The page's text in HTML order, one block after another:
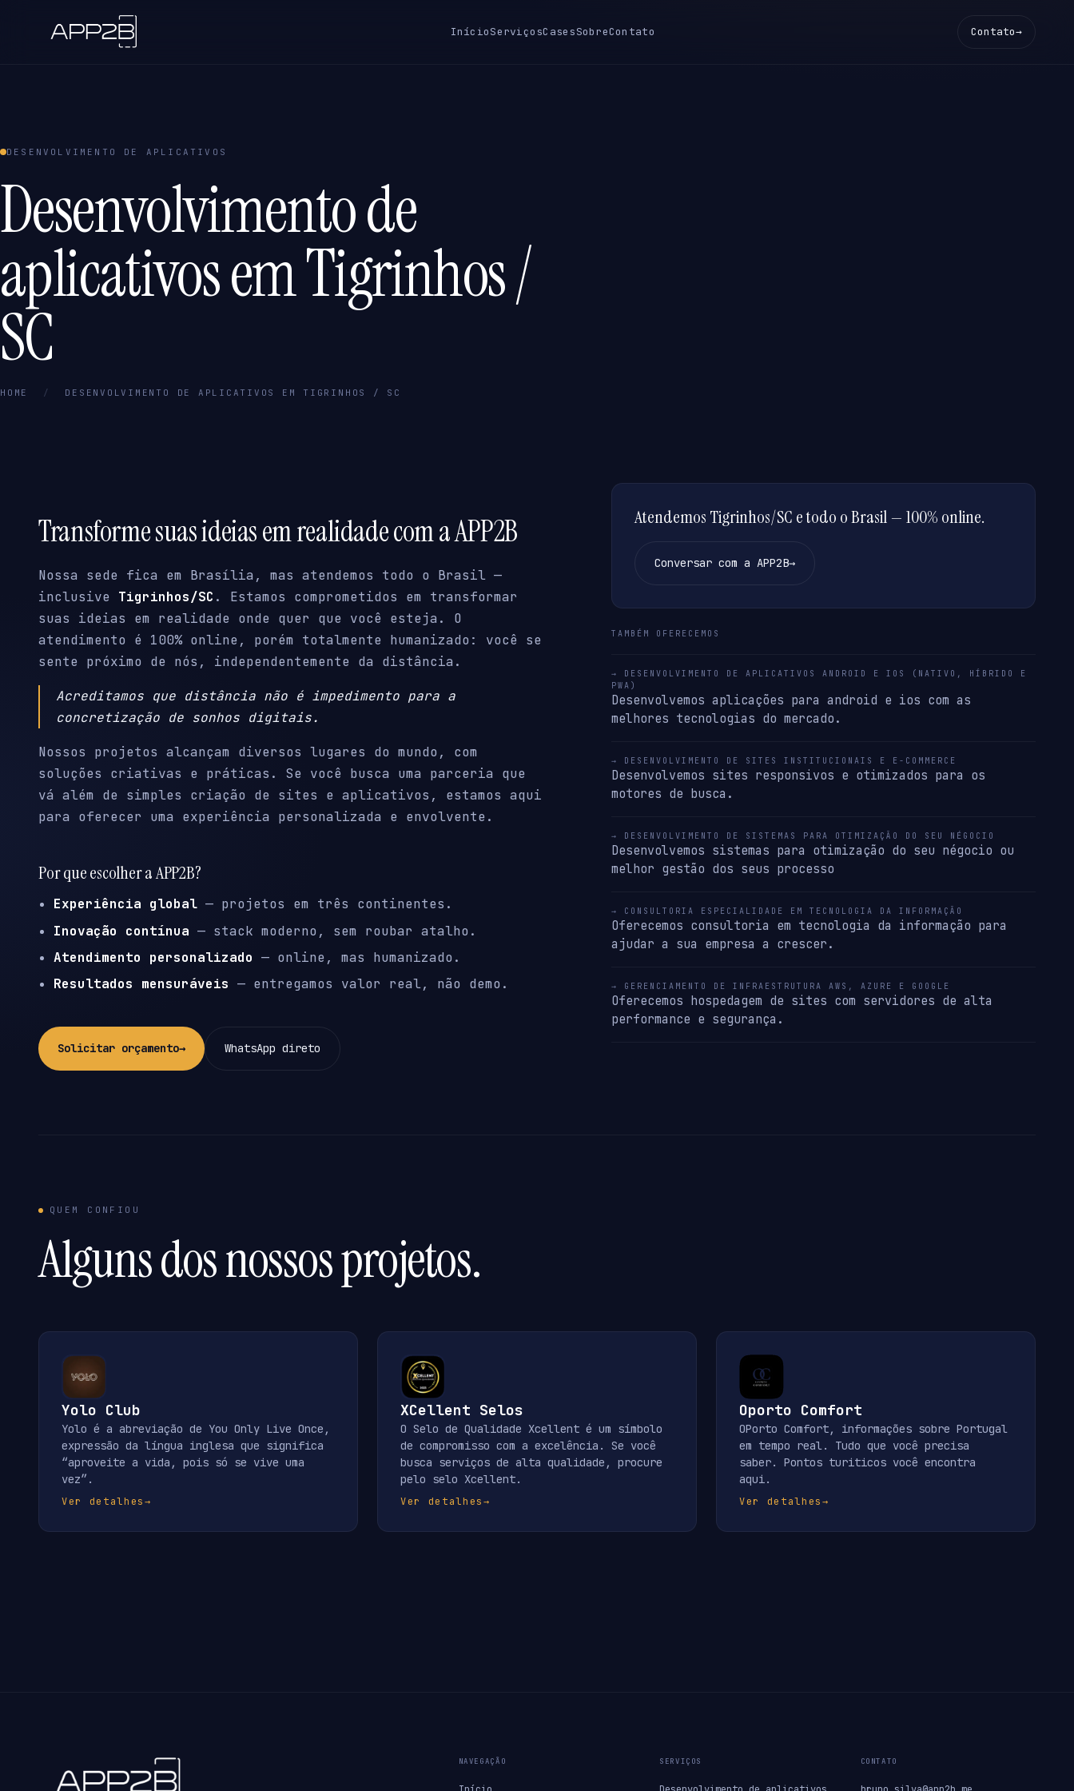
InícioServiçosCasesSobreContato Contato→
DESENVOLVIMENTO DE APLICATIVOS
Desenvolvimento de
aplicativos em Tigrinhos /
SC
HOME / DESENVOLVIMENTO DE APLICATIVOS EM TIGRINHOS / SC
Transforme suas ideias em realidade com a APP2B
Nossa sede fica em Brasília, mas atendemos todo o Brasil —
inclusive Tigrinhos/SC . Estamos comprometidos em transformar
suas ideias em realidade onde quer que você esteja. O
atendimento é 100% online, porém totalmente humanizado: você se
sente próximo de nós, independentemente da distância.
Acreditamos que distância não é impedimento para a
concretização de sonhos digitais.
Nossos projetos alcançam diversos lugares do mundo, com
soluções criativas e práticas. Se você busca uma parceria que
vá além de simples criação de sites e aplicativos, estamos aqui
para oferecer uma experiência personalizada e envolvente.
Por que escolher a APP2B?
Experiência global — projetos em três continentes.
Inovação contínua — stack moderno, sem roubar atalho.
Atendimento personalizado — online, mas humanizado.
Resultados mensuráveis — entregamos valor real, não demo.
Solicitar orçamento→ WhatsApp direto
Atendemos Tigrinhos/SC e todo o Brasil — 100% online.
Conversar com a APP2B→
TAMBÉM OFERECEMOS
→ DESENVOLVIMENTO DE APLICATIVOS ANDROID E IOS (NATIVO, HÍBRIDO E
PWA)
Desenvolvemos aplicações para android e ios com as
melhores tecnologias do mercado.
→ DESENVOLVIMENTO DE SITES INSTITUCIONAIS E E-COMMERCE
Desenvolvemos sites responsivos e otimizados para os
motores de busca.
→ DESENVOLVIMENTO DE SISTEMAS PARA OTIMIZAÇÃO DO SEU NÉGOCIO
Desenvolvemos sistemas para otimização do seu négocio ou
melhor gestão dos seus processo
→ CONSULTORIA ESPECIALIDADE EM TECNOLOGIA DA INFORMAÇÃO
Oferecemos consultoria em tecnologia da informação para
ajudar a sua empresa a crescer.
→ GERENCIAMENTO DE INFRAESTRUTURA AWS, AZURE E GOOGLE
Oferecemos hospedagem de sites com servidores de alta
performance e segurança.
QUEM CONFIOU
Alguns dos nossos projetos.
Yolo Club
Yolo é a abreviação de You Only Live Once,
expressão da língua inglesa que significa
“aproveite a vida, pois só se vive uma
vez”.
Ver detalhes→
XCellent Selos
O Selo de Qualidade Xcellent é um símbolo
de compromisso com a excelência. Se você
busca serviços de alta qualidade, procure
pelo selo Xcellent.
Ver detalhes→
Oporto Comfort
OPorto Comfort, informações sobre Portugal
em tempo real. Tudo que você precisa
saber. Pontos turiticos você encontra
aqui.
Ver detalhes→
NAVEGAÇÃO SERVIÇOS CONTATO